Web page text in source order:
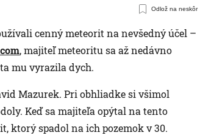
Odlož na neskôr
cenný meteorit na nevšedný účel –
, majiteľ meteoritu sa až nedávno
mu vyrazila dych.
Mazurek. Pri obhliadke si všimol
Keď sa majiteľa opýtal na tento
ktorý spadol na ich pozemok v 30.